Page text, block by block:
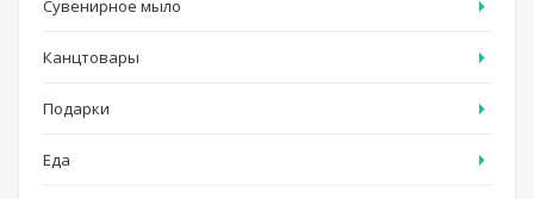
Сувенирное мыло
Канцтовары
Подарки
Еда